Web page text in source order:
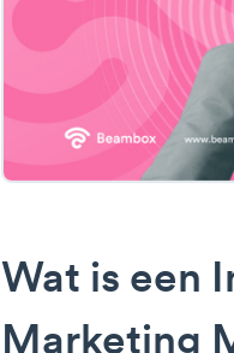
Wat is een
Marketing